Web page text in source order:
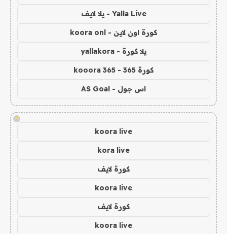
Yalla Live - يلا لايف
كورة اون لاين - koora onl
يلا كورة - yallakora
كورة 365 - kooora 365
اس جول - AS Goal
!
koora live
kora live
كورة لايف
koora live
كورة لايف
koora live